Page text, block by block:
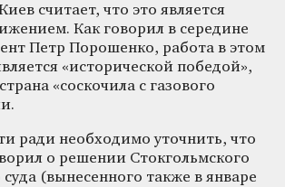
считает, что это является
Как говорил в середине
Петр Порошенко, работа в этом
«исторической победой»,
«соскочила с газового
ради необходимо уточнить, что
о решении Стокгольмского
(вынесенного также в январе